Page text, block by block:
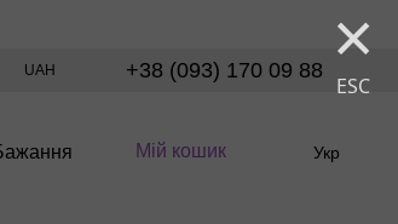
×
ESC
UAH +38 (093) 170 09 88
Мій кошик Укр